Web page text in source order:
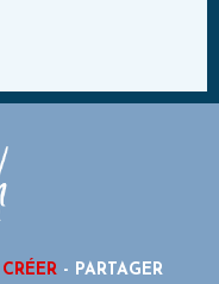
CRÉER- PARTAGER